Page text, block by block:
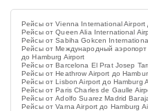
Рейсы от Vienna International Airport
Рейсы от Queen Alia International
Рейсы от Sabiha Gokcen
Рейсы от Международный
до Hamburg Airport
Рейсы от Barcelona El Prat Josep
Рейсы от Heathrow Airport до
Рейсы от Lisbon Airport до Hamburg
Рейсы от Paris Charles de Gaulle
Рейсы от Adolfo Suarez Madrid
Рейсы от Varna Airport до Hamburg